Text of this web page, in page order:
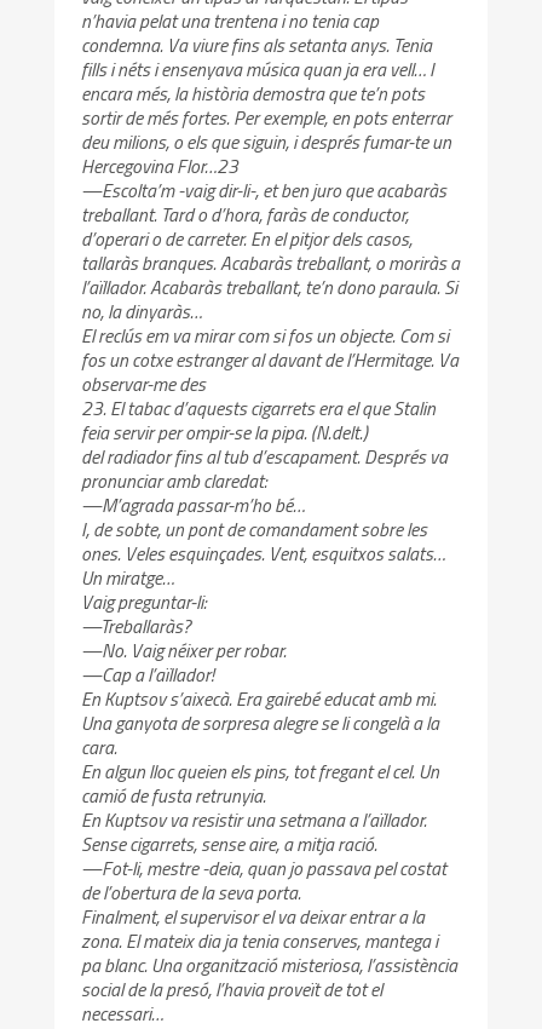
n’havia pelat una trentena i no tenia cap
condemna. Va viure fins als setanta anys. Tenia
fills i néts i ensenyava música quan ja era vell… I
encara més, la història demostra que te’n pots
sortir de més fortes. Per exemple, en pots enterrar
deu milions, o els que siguin, i després fumar-te un
Hercegovina Flor…23
—Escolta’m -vaig dir-li-, et ben juro que acabaràs
treballant. Tard o d’hora, faràs de conductor,
d’operari o de carreter. En el pitjor dels casos,
tallaràs branques. Acabaràs treballant, o moriràs a
l’aïllador. Acabaràs treballant, te’n dono paraula. Si
no, la dinyaràs…
El reclús em va mirar com si fos un objecte. Com si
fos un cotxe estranger al davant de l’Hermitage. Va
observar-me des
23. El tabac d’aquests cigarrets era el que Stalin
feia servir per ompir-se la pipa. (N.delt.)
del radiador fins al tub d’escapament. Després va
pronunciar amb claredat:
—M’agrada passar-m’ho bé…
I, de sobte, un pont de comandament sobre les
ones. Veles esquinçades. Vent, esquitxos salats…
Un miratge…
Vaig preguntar-li:
—Treballaràs?
—No. Vaig néixer per robar.
—Cap a l’aïllador!
En Kuptsov s’aixecà. Era gairebé educat amb mi.
Una ganyota de sorpresa alegre se li congelà a la
cara.
En algun lloc queien els pins, tot fregant el cel. Un
camió de fusta retrunyia.
En Kuptsov va resistir una setmana a l’aïllador.
Sense cigarrets, sense aire, a mitja ració.
—Fot-li, mestre -deia, quan jo passava pel costat
de l’obertura de la seva porta.
Finalment, el supervisor el va deixar entrar a la
zona. El mateix dia ja tenia conserves, mantega i
pa blanc. Una organització misteriosa, l’assistència
social de la presó, l’havia proveït de tot el
necessari…